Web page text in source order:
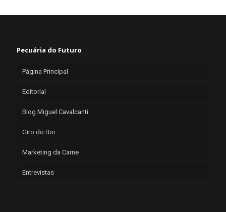
Pecuária do Futuro
Página Principal
Editorial
Blog Miguel Cavalcanti
Giro do Boi
Marketing da Carne
Entrevistas